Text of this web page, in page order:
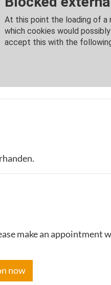
make an
now